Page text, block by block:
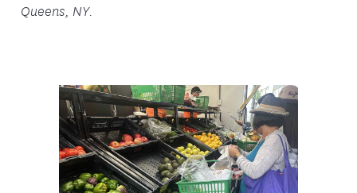
Queens, NY.